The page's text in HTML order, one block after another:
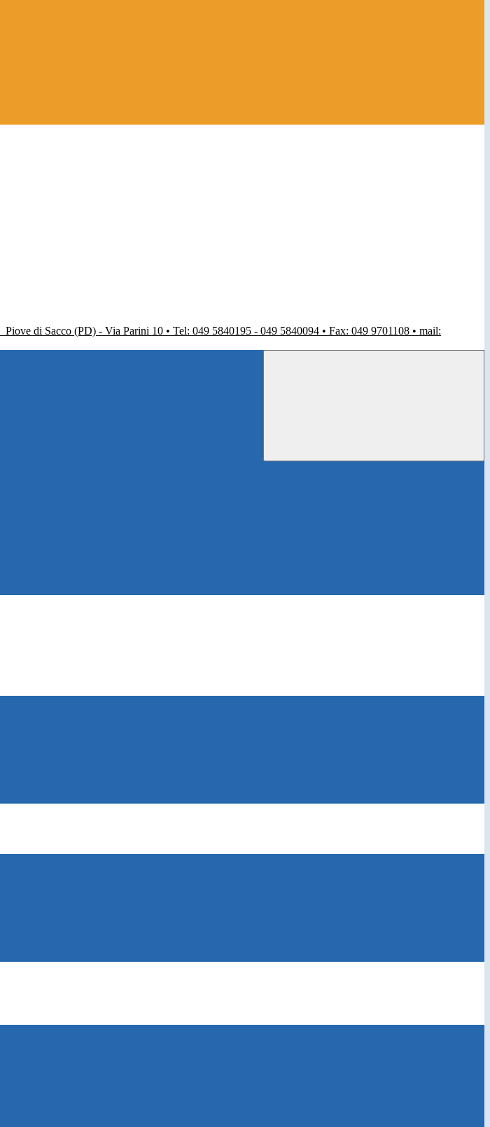
Piove di Sacco (PD) - Via Parini 10 • Tel: 049 5840195 - 049 5840094 • Fax: 049 9701108 • mail: